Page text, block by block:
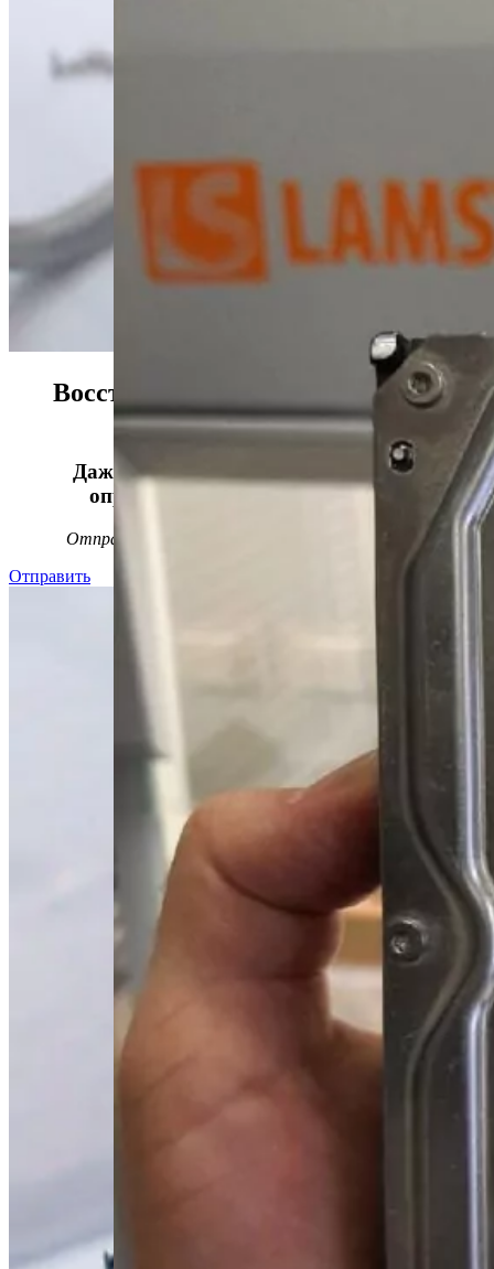
Восстанавливаем данные в 98%
случаев!
Даже, если носитель информации не
определяется, стучит или пищит.
Отправьте заявку на
диагностику
Отправить